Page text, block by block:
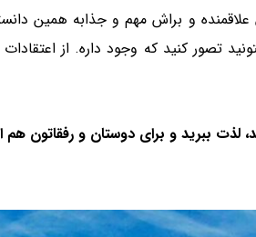
و براش مهم و جذابه همین
تصور کنید که وجود داره. از
لذت ببرید و برای دوستان و رفقاتون هم